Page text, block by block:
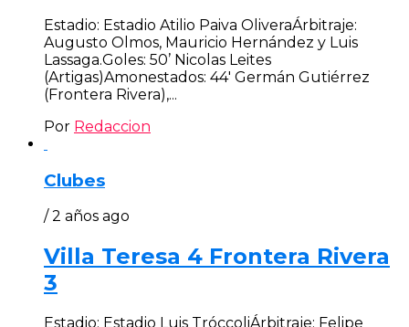
Estadio: Estadio Atilio Paiva OliveraÁrbitraje:
Augusto Olmos, Mauricio Hernández y Luis
Lassaga.Goles: 50’ Nicolas Leites
(Artigas)Amonestados: 44′ Germán Gutiérrez
(Frontera Rivera),...
Por Redaccion
Clubes
/ 2 años ago
Villa Teresa 4 Frontera Rivera
3
Estadio: Estadio Luis TróccoliÁrbitraje: Felipe